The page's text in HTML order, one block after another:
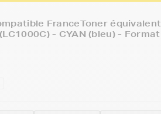
FranceToner
- CYAN (bleu) - Format